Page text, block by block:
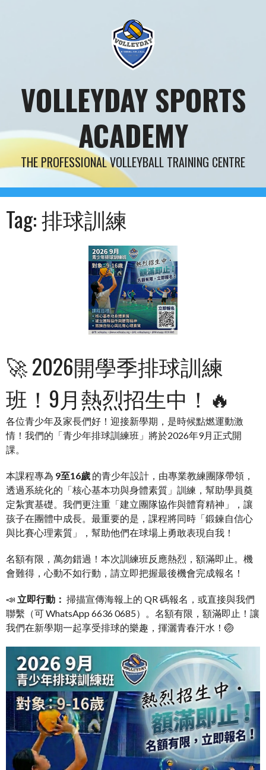
VOLLEYDAY SPORTS
ACADEMY
THE PROFESSIONAL VOLLEYBALL TRAINING CENTRE
Tag:排球訓練
🚀 2026開學季排球訓練
班！9月熱烈招生中！🔥
各位青少年及家長們好！迎接新學期，是時候點燃運動激
情！我們的「青少年排球訓練班」將於2026年9月正式開
課。
本課程專為 9至16歲 的青少年設計，由專業教練團隊帶領，
透過系統化的「核心基本功與身體素質」訓練，幫助學員奠
定紮實基礎。我們更注重「建立團隊協作與體育精神」，讓
孩子在團體中成長。最重要的是，課程將同時「鍛鍊自信心
與比賽心理素質」，幫助他們在球場上勇敢表現自我！
名額有限，萬勿錯過！本次訓練班反應熱烈，額滿即止。機
會難得，心動不如行動，請立即把握最後機會完成報名！
📣 立即行動： 掃描宣傳海報上的 QR 碼報名，或直接與我們
聯繫（可 WhatsApp 6636 0685）。名額有限，額滿即止！讓
我們在新學期一起享受排球的樂趣，揮灑青春汗水！🏐